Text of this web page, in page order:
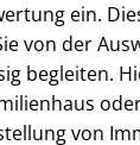
ein.
von der
begleiten.
von